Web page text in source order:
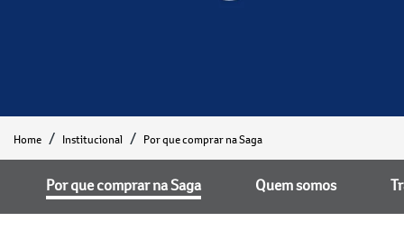
Home Institucional Por que comprar na Saga
Por que comprar na Saga Quem somos